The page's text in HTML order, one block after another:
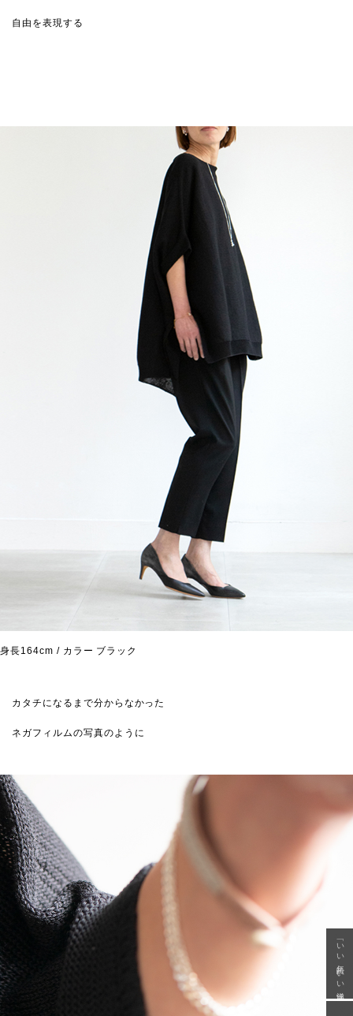
自由を表現する
身長164cm / カラー ブラック
カタチになるまで分からなかった
ネガフィルムの写真のように
「いい年齢 いい洋服」